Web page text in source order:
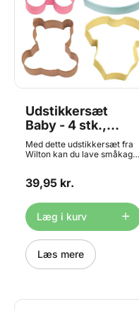
Udstikkersæt
Baby - 4 stk.,
Wilton
Med dette udstikkersæt fra
Wilton kan du lave småkager
udstikkere i med form som 1
gyngehest og 1
bodystocking. Måler ca. fra
cm. Materiale: metal. Tåler
ikke opvaskemaskine.
39,95 kr.
Læg i kurv
Læs mere